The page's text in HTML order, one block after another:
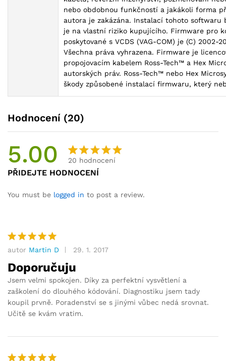
nebo obdobnou funkčností a jakákoli forma
autora je zakázána. Instalací tohoto
je na vlastní riziko kupujícího. Firmware pro
poskytované s VCDS (VAG-COM) je (C) 2002-
Všechna práva vyhrazena. Firmware je
propojovacím kabelem Ross-Tech™ a Hex
autorských práv. Ross-Tech™ nebo Hex
škody způsobené instalací firmwaru, který
Hodnocení (20)
5.00
Hodnocen
o 5.00
5 na
20
20 hodnocení
PŘIDEJTE HODNOCENÍ
You must be logged in to post a review.
Hodnocení
5z 5
autor Martin D 29. 1. 2017
Doporučuju
Jsem velmi spokojen. Díky za perfektní vysvětlení a
zaškolení do dlouhého kódování. Diagnostiku jsem tady
koupil prvně. Poradenství se s jinými vůbec nedá srovnat.
Učitě se kvám vratim.